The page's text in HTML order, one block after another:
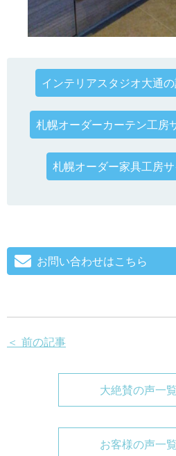
インテリアスタジオ大通
札幌オーダーカーテン工房
札幌オーダー家具工房
お問い合わせはこちら
＜ 前の記事
大絶賛の声一
お客様の声一